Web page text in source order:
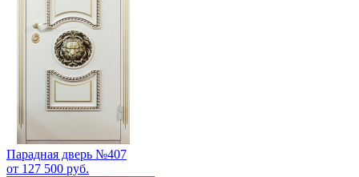
Парадная дверь №407
от 127 500 руб.